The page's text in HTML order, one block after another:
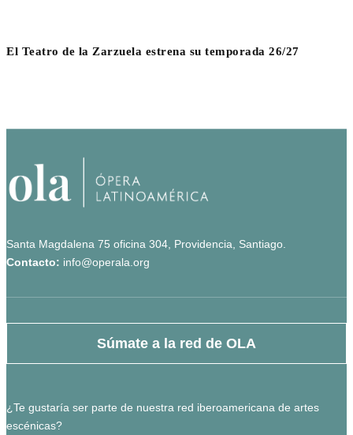
El Teatro de la Zarzuela estrena su temporada 26/27
Santa Magdalena 75 oficina 304, Providencia, Santiago.
Contacto: info@operala.org
Súmate a la red de OLA
¿Te gustaría ser parte de nuestra red iberoamericana de artes
escénicas?